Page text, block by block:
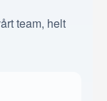
team, helt